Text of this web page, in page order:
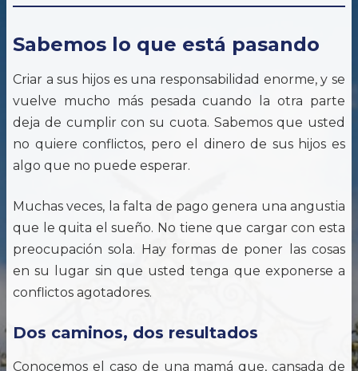
Sabemos lo que está pasando
Criar a sus hijos es una responsabilidad enorme, y se
vuelve mucho más pesada cuando la otra parte
deja de cumplir con su cuota. Sabemos que usted
no quiere conflictos, pero el dinero de sus hijos es
algo que no puede esperar.
Muchas veces, la falta de pago genera una angustia
que le quita el sueño. No tiene que cargar con esta
preocupación sola. Hay formas de poner las cosas
en su lugar sin que usted tenga que exponerse a
conflictos agotadores.
Dos caminos, dos resultados
Conocemos el caso de una mamá que, cansada de